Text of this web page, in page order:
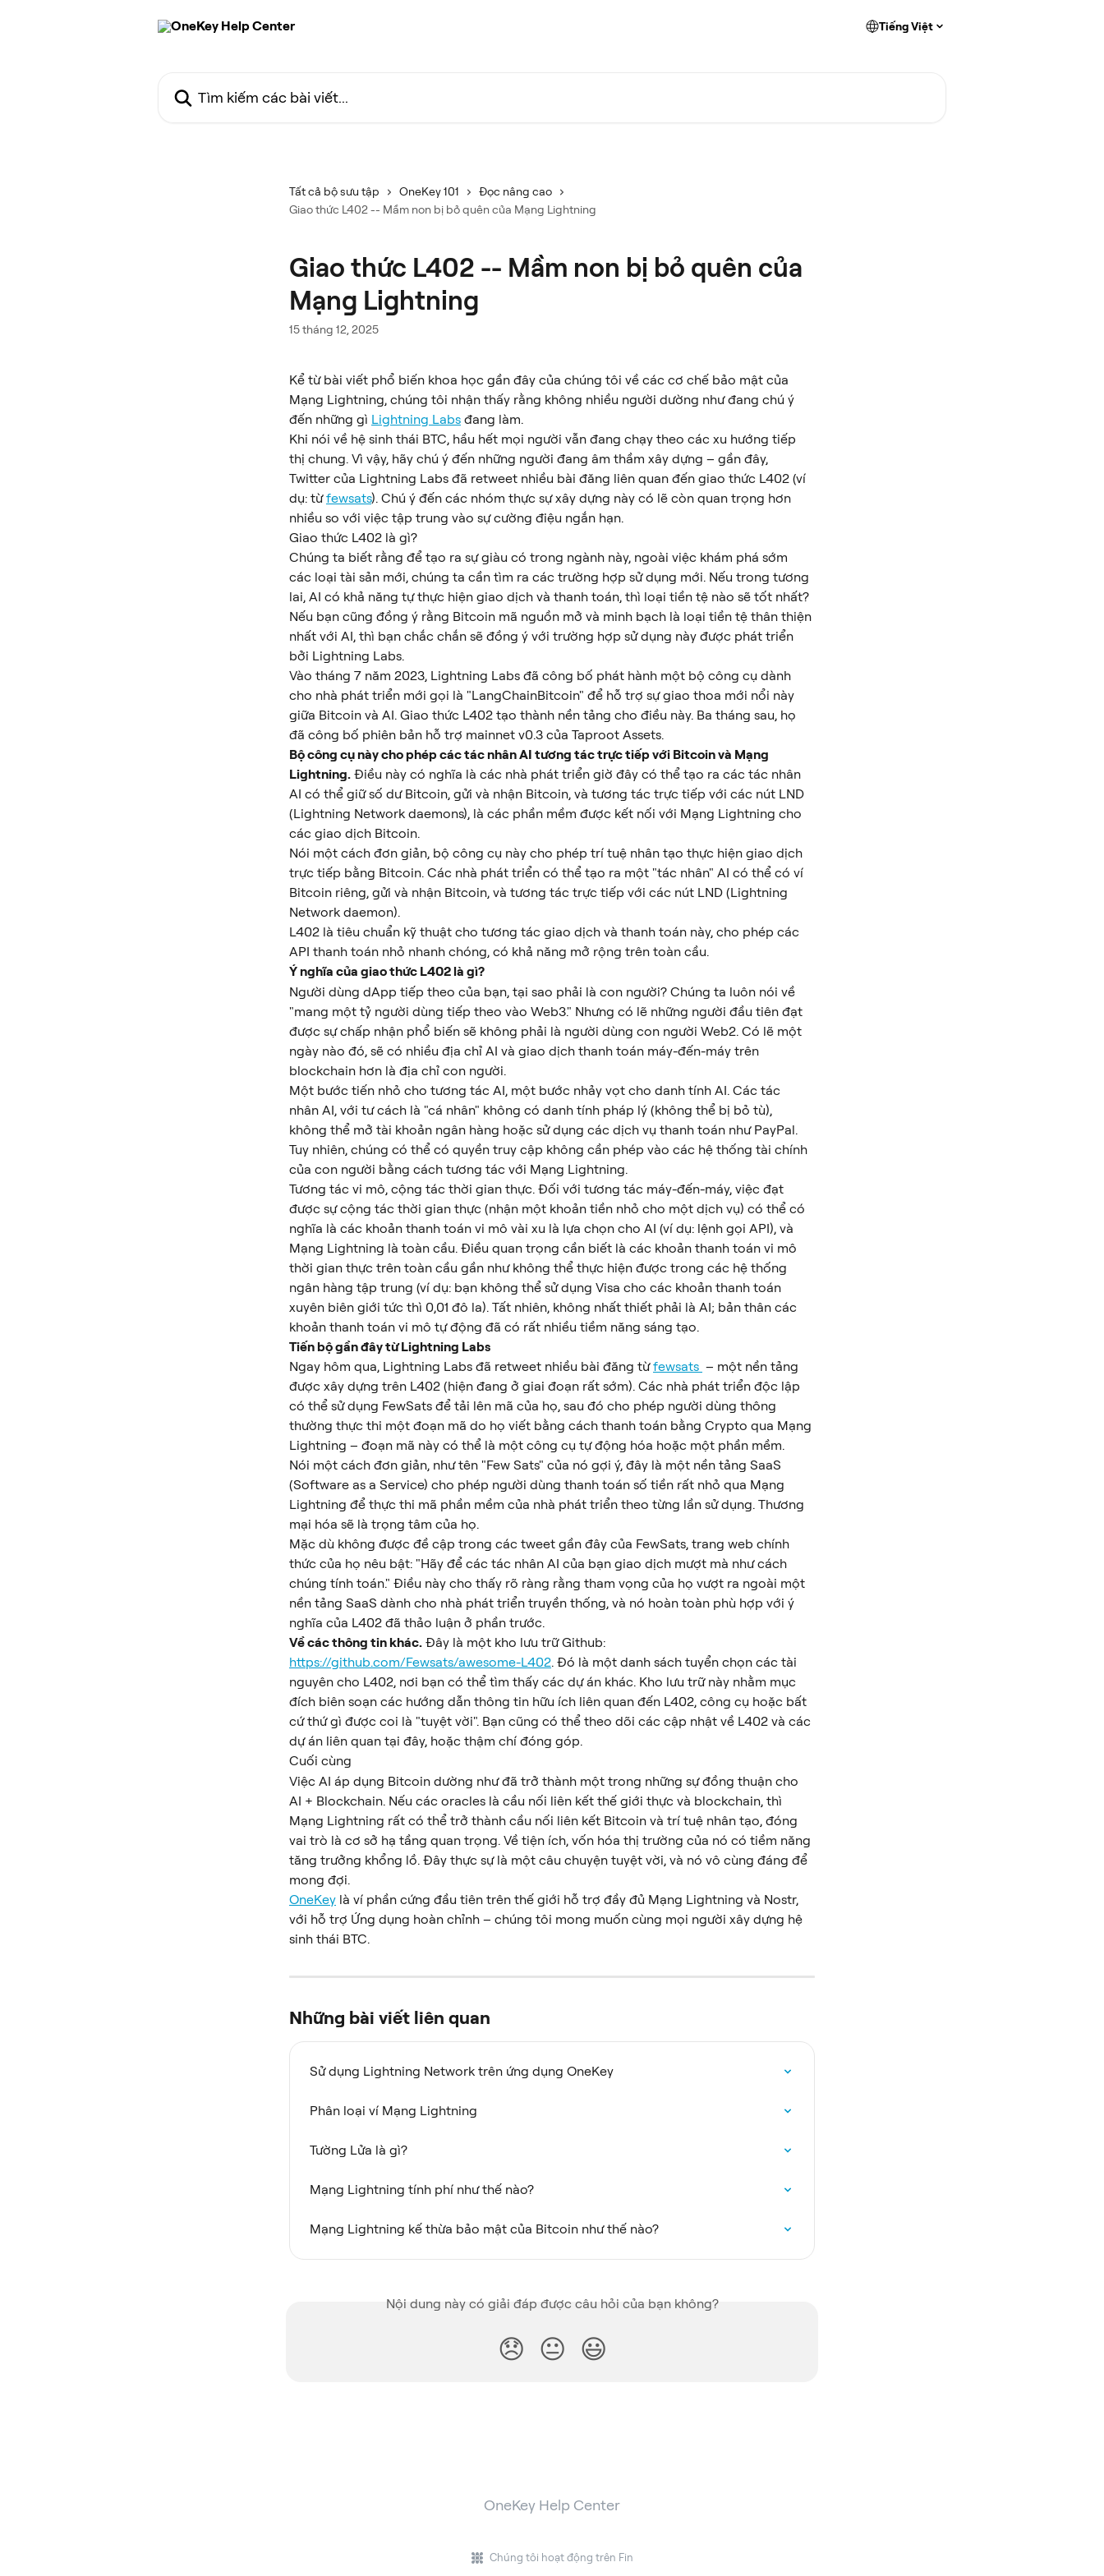
Tiếng Việt
Tất cả bộ sưu tập OneKey 101
Đọc nâng cao
Giao thức L402 -- Mầm non bị bỏ quên của Mạng Lightning
Giao thức L402 -- Mầm non bị bỏ quên của
Mạng Lightning
15 tháng 12, 2025
Kể từ bài viết phổ biến khoa học gần đây của chúng tôi về các cơ chế bảo mật của
Mạng Lightning, chúng tôi nhận thấy rằng không nhiều người dường như đang chú ý
đến những gì Lightning Labs đang làm.
Khi nói về hệ sinh thái BTC, hầu hết mọi người vẫn đang chạy theo các xu hướng tiếp
thị chung. Vì vậy, hãy chú ý đến những người đang âm thầm xây dựng – gần đây,
Twitter của Lightning Labs đã retweet nhiều bài đăng liên quan đến giao thức L402 (ví
dụ: từ fewsats). Chú ý đến các nhóm thực sự xây dựng này có lẽ còn quan trọng hơn
nhiều so với việc tập trung vào sự cường điệu ngắn hạn.
Giao thức L402 là gì?
Chúng ta biết rằng để tạo ra sự giàu có trong ngành này, ngoài việc khám phá sớm
các loại tài sản mới, chúng ta cần tìm ra các trường hợp sử dụng mới. Nếu trong tương
lai, AI có khả năng tự thực hiện giao dịch và thanh toán, thì loại tiền tệ nào sẽ tốt nhất?
Nếu bạn cũng đồng ý rằng Bitcoin mã nguồn mở và minh bạch là loại tiền tệ thân thiện
nhất với AI, thì bạn chắc chắn sẽ đồng ý với trường hợp sử dụng này được phát triển
bởi Lightning Labs.
Vào tháng 7 năm 2023, Lightning Labs đã công bố phát hành một bộ công cụ dành
cho nhà phát triển mới gọi là "LangChainBitcoin" để hỗ trợ sự giao thoa mới nổi này
giữa Bitcoin và AI. Giao thức L402 tạo thành nền tảng cho điều này. Ba tháng sau, họ
đã công bố phiên bản hỗ trợ mainnet v0.3 của Taproot Assets.
Bộ công cụ này cho phép các tác nhân AI tương tác trực tiếp với Bitcoin và Mạng
Lightning. Điều này có nghĩa là các nhà phát triển giờ đây có thể tạo ra các tác nhân
AI có thể giữ số dư Bitcoin, gửi và nhận Bitcoin, và tương tác trực tiếp với các nút LND
(Lightning Network daemons), là các phần mềm được kết nối với Mạng Lightning cho
các giao dịch Bitcoin.
Nói một cách đơn giản, bộ công cụ này cho phép trí tuệ nhân tạo thực hiện giao dịch
trực tiếp bằng Bitcoin. Các nhà phát triển có thể tạo ra một "tác nhân" AI có thể có ví
Bitcoin riêng, gửi và nhận Bitcoin, và tương tác trực tiếp với các nút LND (Lightning
Network daemon).
L402 là tiêu chuẩn kỹ thuật cho tương tác giao dịch và thanh toán này, cho phép các
API thanh toán nhỏ nhanh chóng, có khả năng mở rộng trên toàn cầu.
Ý nghĩa của giao thức L402 là gì?
Người dùng dApp tiếp theo của bạn, tại sao phải là con người? Chúng ta luôn nói về
"mang một tỷ người dùng tiếp theo vào Web3." Nhưng có lẽ những người đầu tiên đạt
được sự chấp nhận phổ biến sẽ không phải là người dùng con người Web2. Có lẽ một
ngày nào đó, sẽ có nhiều địa chỉ AI và giao dịch thanh toán máy-đến-máy trên
blockchain hơn là địa chỉ con người.
Một bước tiến nhỏ cho tương tác AI, một bước nhảy vọt cho danh tính AI. Các tác
nhân AI, với tư cách là "cá nhân" không có danh tính pháp lý (không thể bị bỏ tù),
không thể mở tài khoản ngân hàng hoặc sử dụng các dịch vụ thanh toán như PayPal.
Tuy nhiên, chúng có thể có quyền truy cập không cần phép vào các hệ thống tài chính
của con người bằng cách tương tác với Mạng Lightning.
Tương tác vi mô, cộng tác thời gian thực. Đối với tương tác máy-đến-máy, việc đạt
được sự cộng tác thời gian thực (nhận một khoản tiền nhỏ cho một dịch vụ) có thể có
nghĩa là các khoản thanh toán vi mô vài xu là lựa chọn cho AI (ví dụ: lệnh gọi API), và
Mạng Lightning là toàn cầu. Điều quan trọng cần biết là các khoản thanh toán vi mô
thời gian thực trên toàn cầu gần như không thể thực hiện được trong các hệ thống
ngân hàng tập trung (ví dụ: bạn không thể sử dụng Visa cho các khoản thanh toán
xuyên biên giới tức thì 0,01 đô la). Tất nhiên, không nhất thiết phải là AI; bản thân các
khoản thanh toán vi mô tự động đã có rất nhiều tiềm năng sáng tạo.
Tiến bộ gần đây từ Lightning Labs
Ngay hôm qua, Lightning Labs đã retweet nhiều bài đăng từ fewsats – một nền tảng
được xây dựng trên L402 (hiện đang ở giai đoạn rất sớm). Các nhà phát triển độc lập
có thể sử dụng FewSats để tải lên mã của họ, sau đó cho phép người dùng thông
thường thực thi một đoạn mã do họ viết bằng cách thanh toán bằng Crypto qua Mạng
Lightning – đoạn mã này có thể là một công cụ tự động hóa hoặc một phần mềm.
Nói một cách đơn giản, như tên "Few Sats" của nó gợi ý, đây là một nền tảng SaaS
(Software as a Service) cho phép người dùng thanh toán số tiền rất nhỏ qua Mạng
Lightning để thực thi mã phần mềm của nhà phát triển theo từng lần sử dụng. Thương
mại hóa sẽ là trọng tâm của họ.
Mặc dù không được đề cập trong các tweet gần đây của FewSats, trang web chính
thức của họ nêu bật: "Hãy để các tác nhân AI của bạn giao dịch mượt mà như cách
chúng tính toán." Điều này cho thấy rõ ràng rằng tham vọng của họ vượt ra ngoài một
nền tảng SaaS dành cho nhà phát triển truyền thống, và nó hoàn toàn phù hợp với ý
nghĩa của L402 đã thảo luận ở phần trước.
Về các thông tin khác. Đây là một kho lưu trữ Github:
https://github.com/Fewsats/awesome-L402. Đó là một danh sách tuyển chọn các tài
nguyên cho L402, nơi bạn có thể tìm thấy các dự án khác. Kho lưu trữ này nhằm mục
đích biên soạn các hướng dẫn thông tin hữu ích liên quan đến L402, công cụ hoặc bất
cứ thứ gì được coi là "tuyệt vời". Bạn cũng có thể theo dõi các cập nhật về L402 và các
dự án liên quan tại đây, hoặc thậm chí đóng góp.
Cuối cùng
Việc AI áp dụng Bitcoin dường như đã trở thành một trong những sự đồng thuận cho
AI + Blockchain. Nếu các oracles là cầu nối liên kết thế giới thực và blockchain, thì
Mạng Lightning rất có thể trở thành cầu nối liên kết Bitcoin và trí tuệ nhân tạo, đóng
vai trò là cơ sở hạ tầng quan trọng. Về tiện ích, vốn hóa thị trường của nó có tiềm năng
tăng trưởng khổng lồ. Đây thực sự là một câu chuyện tuyệt vời, và nó vô cùng đáng để
mong đợi.
OneKey là ví phần cứng đầu tiên trên thế giới hỗ trợ đầy đủ Mạng Lightning và Nostr,
với hỗ trợ Ứng dụng hoàn chỉnh – chúng tôi mong muốn cùng mọi người xây dựng hệ
sinh thái BTC.
Những bài viết liên quan
Sử dụng Lightning Network trên ứng dụng OneKey
Phân loại ví Mạng Lightning
Tường Lửa là gì?
Mạng Lightning tính phí như thế nào?
Mạng Lightning kế thừa bảo mật của Bitcoin như thế nào?
Nội dung này có giải đáp được câu hỏi của bạn không?
😞 😐 😃
OneKey Help Center
Chúng tôi hoạt động trên Fin